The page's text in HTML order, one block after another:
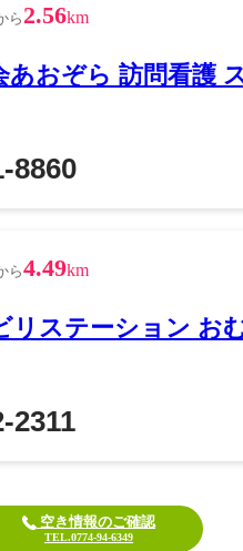
ら 2.56km
あおぞら 訪問看護
8860
ら4.49km
リステーション お
2311
空き情報のご確認
TEL.0774-94-6349